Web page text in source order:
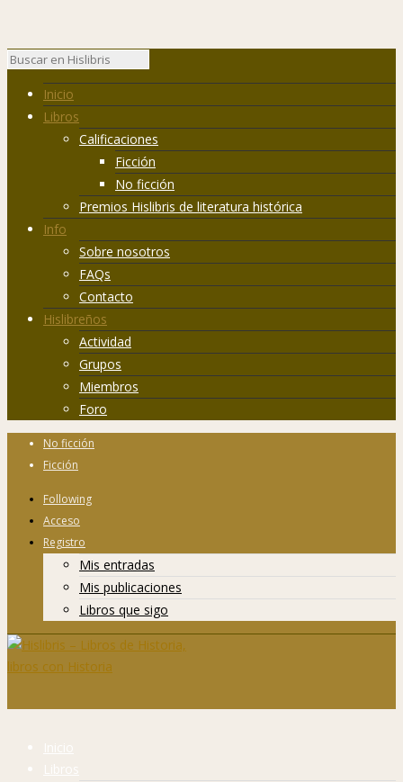
Inicio
Libros
Calificaciones
Ficción
No ficción
Premios Hislibris de literatura histórica
Info
Sobre nosotros
FAQs
Contacto
Hislibreños
Actividad
Grupos
Miembros
Foro
No ficción
Ficción
Following
Acceso
Registro
Mis entradas
Mis publicaciones
Libros que sigo
Inicio
Libros